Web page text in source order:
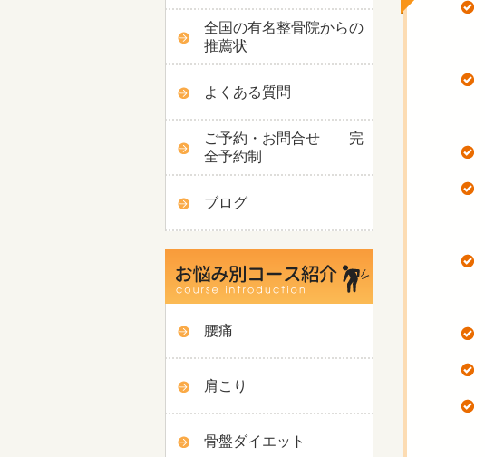
全国の有名整骨院からの
推薦状
よくある質問
ご予約・お問合せ 完
全予約制
ブログ
腰痛
肩こり
骨盤ダイエット